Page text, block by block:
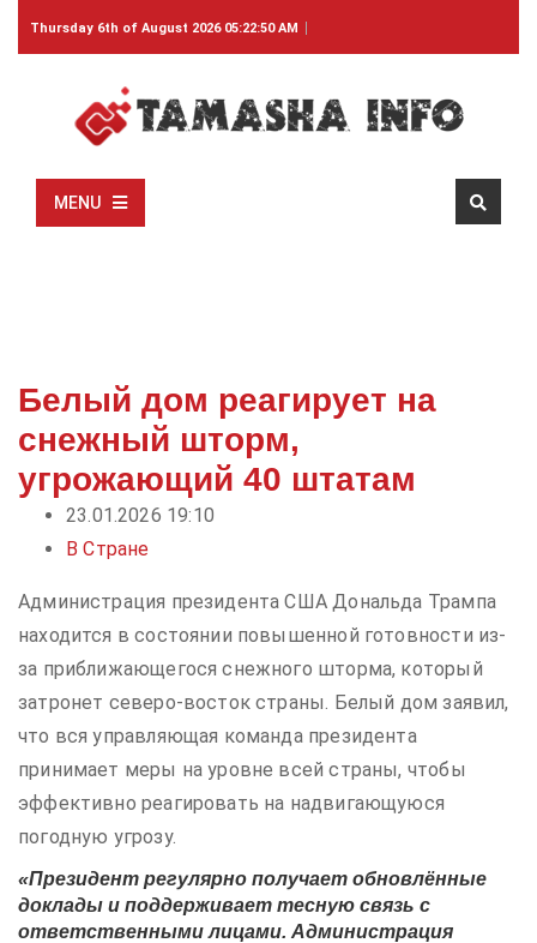
Thursday 6th of August 2026 05:22:50 AM
MENU
Белый дом реагирует на
снежный шторм,
угрожающий 40 штатам
23.01.2026 19:10
В Стране
Администрация президента США Дональда Трампа
находится в состоянии повышенной готовности из-
за приближающегося снежного шторма, который
затронет северо-восток страны. Белый дом заявил,
что вся управляющая команда президента
принимает меры на уровне всей страны, чтобы
эффективно реагировать на надвигающуюся
погодную угрозу.
«Президент регулярно получает обновлённые
доклады и поддерживает тесную связь с
ответственными лицами. Администрация